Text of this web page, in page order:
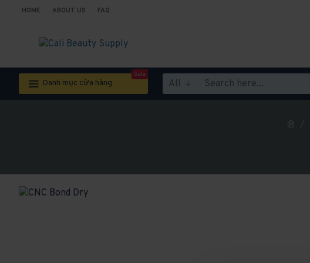
HOME ABOUT US FAQ
Danh mục cửa hàng
Sale
All